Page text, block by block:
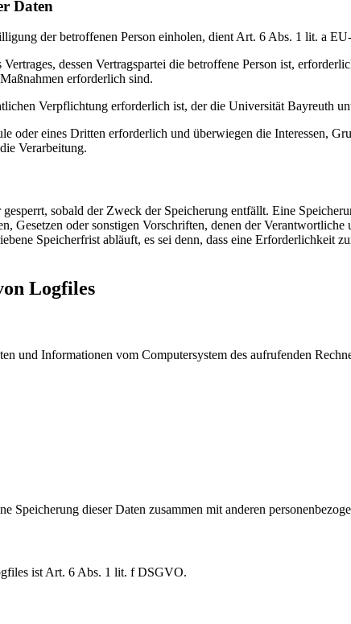
Daten
der betroffenen Person einholen, dient Art. 6 Abs. 1 lit. a
dessen Vertragspartei die betroffene Person ist,
erforderlich sind.
Verpflichtung erforderlich ist, der die Universität Bayreuth
oder eines Dritten erforderlich und überwiegen die Interessen,
Verarbeitung.
sobald der Zweck der Speicherung entfällt. Eine
Gesetzen oder sonstigen Vorschriften, denen der
Speicherfrist abläuft, es sei denn, dass eine Erforderlichkeit
Logfiles
und Informationen vom Computersystem des aufrufenden
Speicherung dieser Daten zusammen mit anderen
ist Art. 6 Abs. 1 lit. f DSGVO.